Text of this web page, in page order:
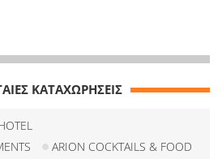
ΚΑΤΑΧΩΡΗΣΕΙΣ
ARION COCKTAILS & FOOD